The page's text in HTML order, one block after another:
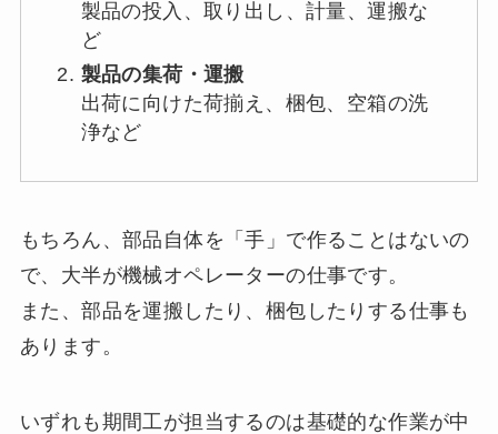
製品の投入、取り出し、計量、運搬な
ど
製品の集荷・運搬
出荷に向けた荷揃え、梱包、空箱の洗
浄など
もちろん、部品自体を「手」で作ることはないの
で、大半が機械オペレーターの仕事です。
また、部品を運搬したり、梱包したりする仕事も
あります。
いずれも期間工が担当するのは基礎的な作業が中